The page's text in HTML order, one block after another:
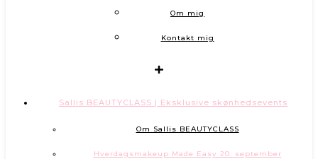
Om mig
Kontakt mig
Sallis BEAUTYCLASS | Eksklusive skønhedsevents
Om Sallis BEAUTYCLASS
Hverdagsmakeup Made Easy 20. september